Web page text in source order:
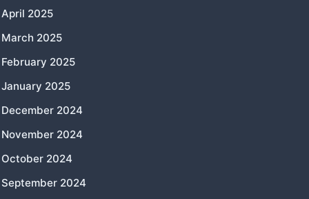
April 2025
March 2025
February 2025
January 2025
December 2024
November 2024
October 2024
September 2024